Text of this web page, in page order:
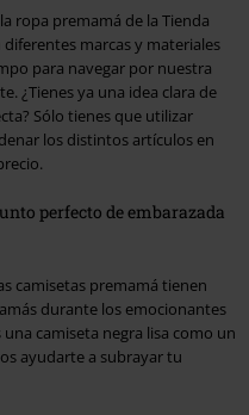
ropa premamá de la Tienda
marcas y materiales
para navegar por nuestra
¿Tienes ya una idea clara de
Sólo tienes que utilizar
los distintos artículos en
perfecto de embarazada
camisetas premamá tienen
durante los emocionantes
camiseta negra lisa como un
ayudarte a subrayar tu